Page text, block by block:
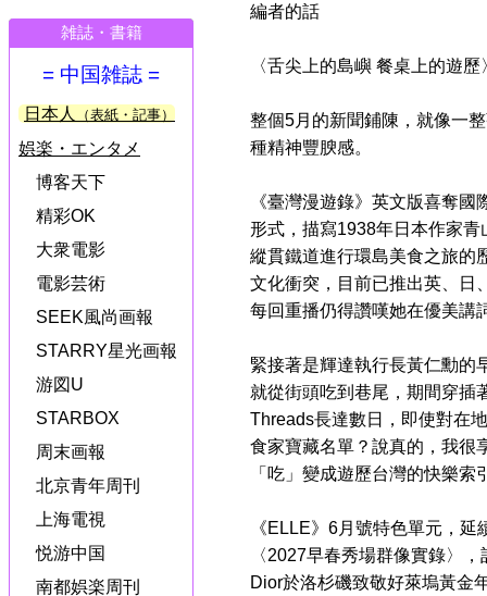
雑誌・書籍
= 中国雑誌 =
日本人 （表紙・記事）
娯楽・エンタメ
博客天下
精彩OK
大衆電影
電影芸術
SEEK風尚画報
STARRY星光画報
游図U
STARBOX
周末画報
北京青年周刊
上海電視
悦游中国
南都娯楽周刊
編者的話
〈舌尖上的島嶼 餐桌上的遊歷
整個5月的新聞鋪陳，就像一
種精神豐腴感。
《臺灣漫遊錄》英文版喜奪
形式，描寫1938年日本作家
縱貫鐵道進行環島美食之旅的
文化衝突，目前已推出英、日
每回重播仍得讚嘆她在優美講
緊接著是輝達執行長黃仁勳的
就從街頭吃到巷尾，期間穿插
Threads長達數日，即使對在
食家寶藏名單？說真的，我很
「吃」變成遊歷台灣的快樂
《ELLE》6月號特色單元，
〈2027早春秀場群像實錄〉
Dior於洛杉磯致敬好萊塢黃金